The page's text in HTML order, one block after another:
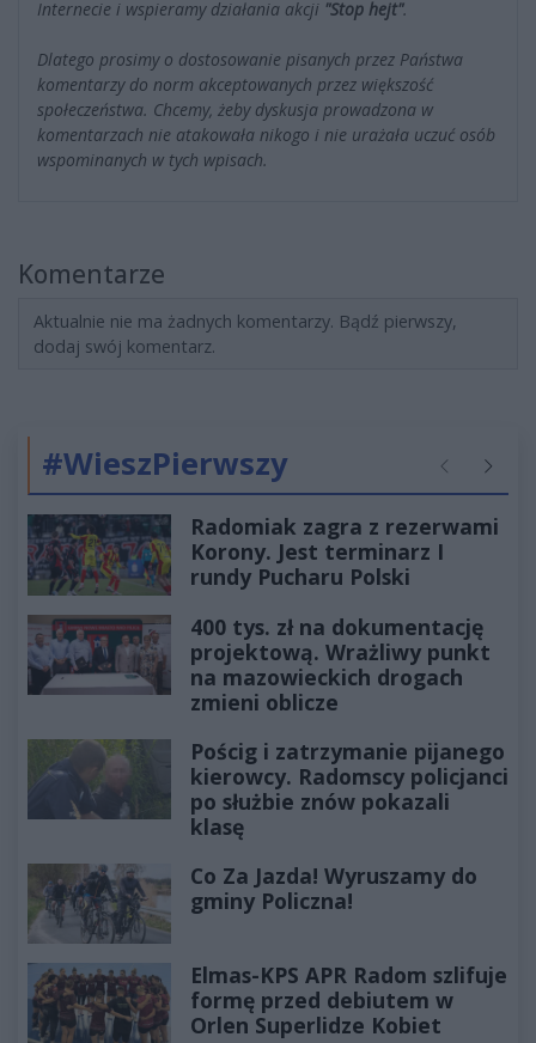
Internecie i wspieramy działania akcji "Stop hejt".
Dlatego prosimy o dostosowanie pisanych przez Państwa
komentarzy do norm akceptowanych przez większość
społeczeństwa. Chcemy, żeby dyskusja prowadzona w
komentarzach nie atakowała nikogo i nie urażała uczuć osób
wspominanych w tych wpisach.
Komentarze
Aktualnie nie ma żadnych komentarzy. Bądź pierwszy,
dodaj swój komentarz.
#WieszPierwszy Poprzednie
Radomiak zagra z rezerwami
Korony. Jest terminarz I
rundy Pucharu Polski
400 tys. zł na dokumentację
projektową. Wrażliwy punkt
na mazowieckich drogach
zmieni oblicze
Pościg i zatrzymanie pijanego
kierowcy. Radomscy policjanci
po służbie znów pokazali
klasę
Co Za Jazda! Wyruszamy do
gminy Policzna!
Elmas-KPS APR Radom szlifuje
formę przed debiutem w
Orlen Superlidze Kobiet